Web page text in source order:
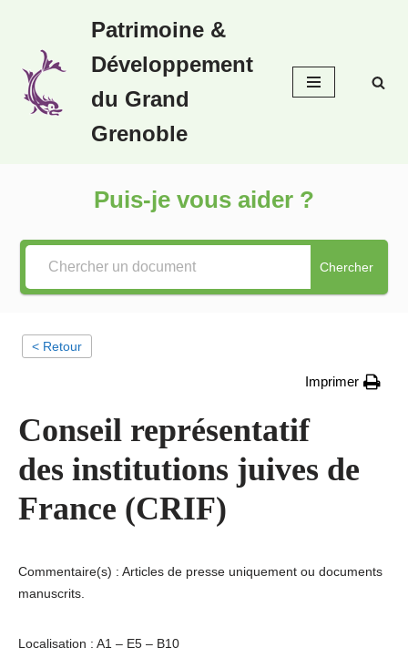
au
contenu
Patrimoine &
Développement
du Grand
Grenoble
Puis-je vous aider ?
Chercher
< Retour
Imprimer
Conseil représentatif
des institutions juives de
France (CRIF)
Commentaire(s) : Articles de presse uniquement ou documents
manuscrits.
Localisation : A1 – E5 – B10